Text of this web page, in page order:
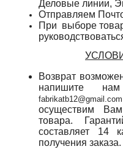
Деловые линии,
Отправляем
При выборе
Возврат
напишите
fabrikatb12@gmail.com
осуществим
товара.
составляет 14
получения заказа.